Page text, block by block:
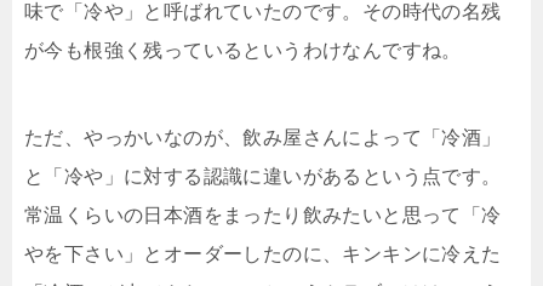
味で「冷や」と呼ばれていたのです。その時代の名残
が今も根強く残っているというわけなんですね。
ただ、やっかいなのが、飲み屋さんによって「冷酒」
と「冷や」に対する認識に違いがあるという点です。
常温くらいの日本酒をまったり飲みたいと思って「冷
やを下さい」とオーダーしたのに、キンキンに冷えた